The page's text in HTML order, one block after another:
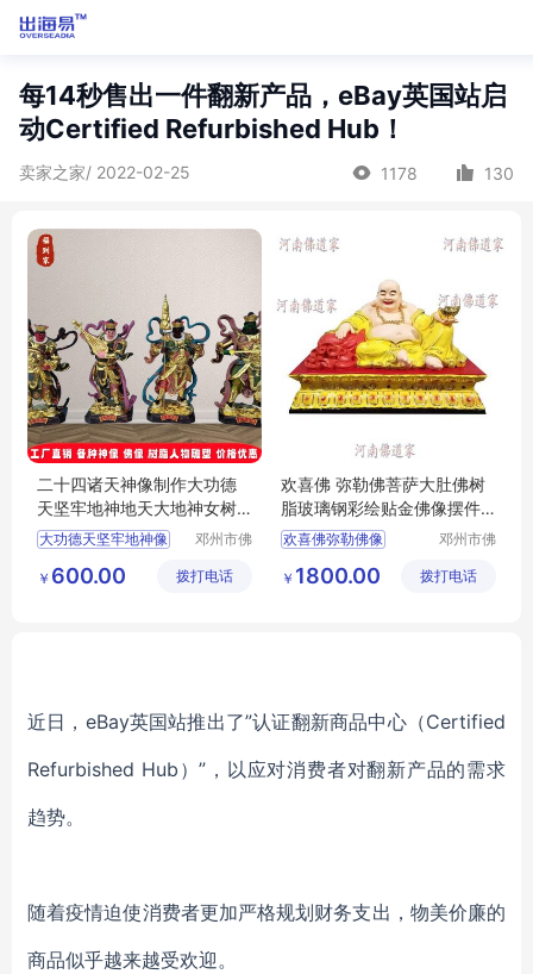
每14秒售出一件翻新产品，eBay英国站启
动Certified Refurbished Hub！
卖家之家/ 2022-02-25 1178 130
二十四诸天神像制作大功德
天坚牢地神地天大地神女树
脂彩绘佛像批
大功德天坚牢地神像
河南佛道家厂家直销
邓州市佛
厂
￥ 600.00 拨打电话
欢喜佛 弥勒佛菩萨大肚佛树
脂玻璃钢彩绘贴金佛像摆件
批发
欢喜佛弥勒佛像
河南佛道家厂家直销
邓州市佛
厂
￥ 1800.00 拨打电话
近日，eBay英国站推出了”认证翻新商品中心（Certified
Refurbished Hub）”，以应对消费者对翻新产品的需求
趋势。
随着疫情迫使消费者更加严格规划财务支出，物美价廉的
商品似乎越来越受欢迎。